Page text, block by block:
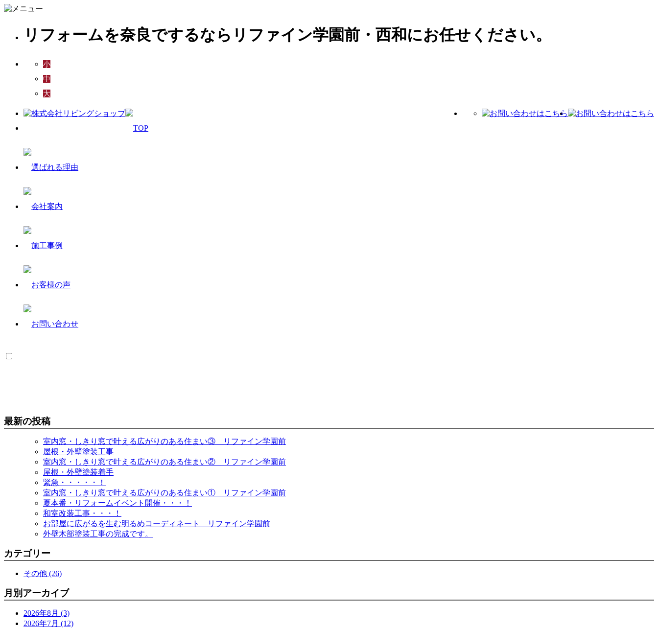
リフォームを奈良でするならリファイン学園前・西和にお任せください。
小
中
大
最新の投稿
室内窓・しきり窓で叶える広がりのある住まい③ リファイン学園前
屋根・外壁塗装工事
室内窓・しきり窓で叶える広がりのある住まい② リファイン学園前
屋根・外壁塗装着手
緊急・・・・・！
室内窓・しきり窓で叶える広がりのある住まい① リファイン学園前
夏本番・リフォームイベント開催・・・！
和室改装工事・・・！
お部屋に広がるを生む明るめコーディネート リファイン学園前
外壁木部塗装工事の完成です。
カテゴリー
その他 (26)
月別アーカイブ
2026年8月 (3)
2026年7月 (12)